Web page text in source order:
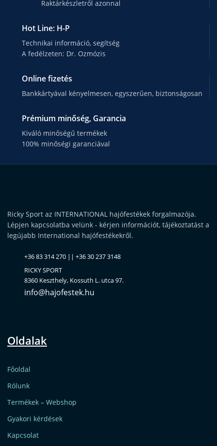
Raktárkészletről azonnal
Hot Line: H-P
Technikai információ, segítség
A fedélzeten: Dr. Ozmózis
Online fizetés
Bankkártyával kényelmesen, egyszerűen, biztonságosan
Prémium minőség, Garancia
Kiváló minőségű termékek
100% minőségi garanciával
Ricky Sport az INTERNATIONAL hajófestékek forgalmazója.
Lépjen kapcsolatba velünk - kérjen információt, tájékoztatást a
legújabb International hajófestékekről.
+36 83 314 270 || +36 30 237 3148
RICKY SPORT
8360 Keszthely, Kossuth L. utca 97.
info@hajofestek.hu
Oldalak
Főoldal
Rólunk
Termékek – Webshop
Gyakori kérdések
Kapcsolat